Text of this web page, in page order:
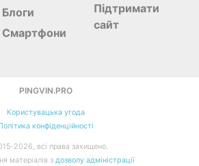
Блоги
Смартфони
Підтримати
сайт
PINGVIN.PRO
Користувацька угода
конфіденційності
2026, всі права захищено.
матеріалів з дозволу адміністрації